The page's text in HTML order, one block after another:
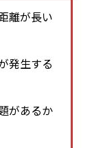
離が長い
発生する
があるか